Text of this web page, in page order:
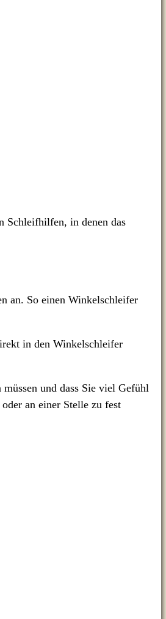
Schleifhilfen, in denen das
an. So einen Winkelschleifer
in den Winkelschleifer
und dass Sie viel Gefühl
an einer Stelle zu fest